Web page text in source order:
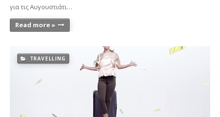
για τις Αυγουστιάτι…
Read more »
TRAVELLING